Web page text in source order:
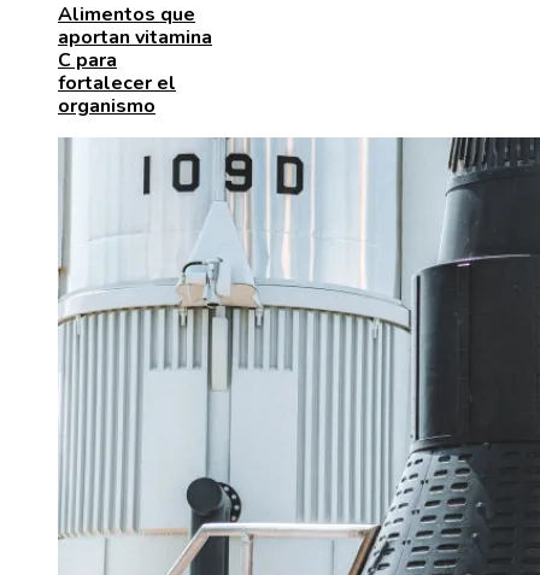
Alimentos que
aportan vitamina
C para
fortalecer el
organismo